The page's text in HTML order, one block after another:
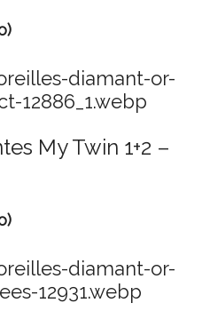
My Twin 1+2 –